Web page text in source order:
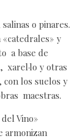
o pinares.
«catedrales» y
a base de
xarel·lo y otras
con los suelos y
maestras.
Vino»
armonizan